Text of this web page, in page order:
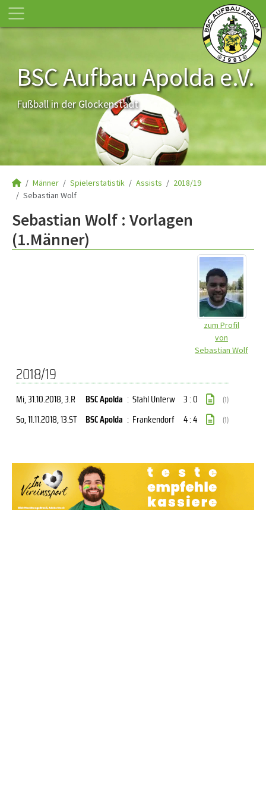
BSC Aufbau Apolda e.V.
Fußball in der Glockenstadt
Männer Spielerstatistik Assists
2018/19
Sebastian Wolf
Sebastian Wolf : Vorlagen
(1.Männer)
zum Profil
von
Sebastian Wolf
2018/19
Mi, 31.10.2018, 3.R BSC Apolda : Stahl Unterw 3 : 0 (1)
So, 11.11.2018, 13.ST BSC Apolda : Frankendorf 4 : 4 (1)